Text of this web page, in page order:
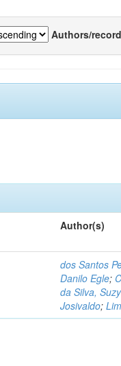
Authors/record
Author(s)
dos Santos
Danilo Egle;
da Silva,
Josivaldo;